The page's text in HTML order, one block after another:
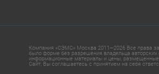
Компания «СЭМС» Москва 2011—2026 Все права
было форме без разрешения владельца
информационные материалы и цены, размещенные
Сайт, Вы соглашаетесь с принятием на себя